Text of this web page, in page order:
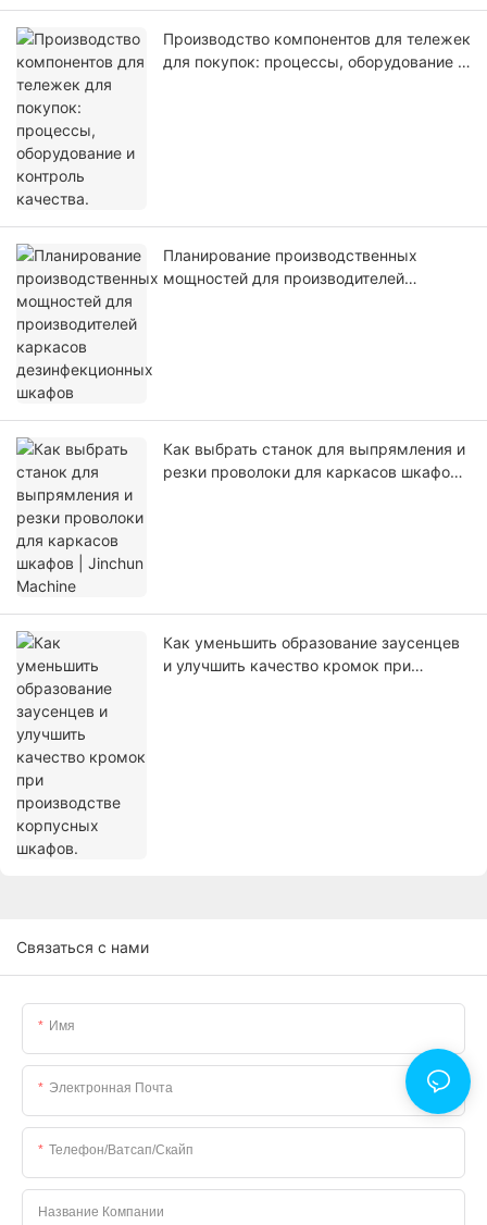
Производство компонентов для тележек
для покупок: процессы, оборудование и
Планирование производственных
мощностей для производителей
Как выбрать станок для выпрямления и
резки проволоки для каркасов шкафов |
Как уменьшить образование заусенцев
и улучшить качество кромок при
Связаться с нами
Имя
Электронная Почта
Телефон/ватсап/скайп
Название Компании